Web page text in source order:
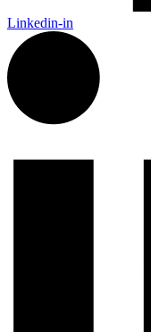
Linkedin-in